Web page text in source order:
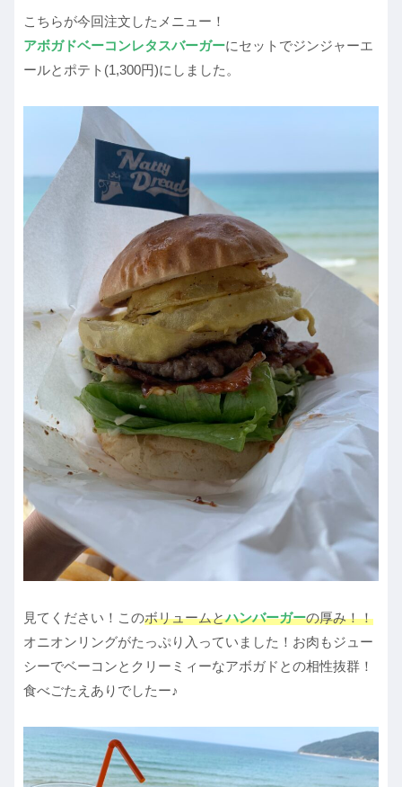
こちらが今回注文したメニュー！
アボガドベーコンレタスバーガーにセットでジンジャーエ
ールとポテト(1,300円)にしました。
見てください！このボリュームとハンバーガーの厚み！！
オニオンリングがたっぷり入っていました！お肉もジュー
シーでベーコンとクリーミィーなアボガドとの相性抜群！
食べごたえありでしたー♪